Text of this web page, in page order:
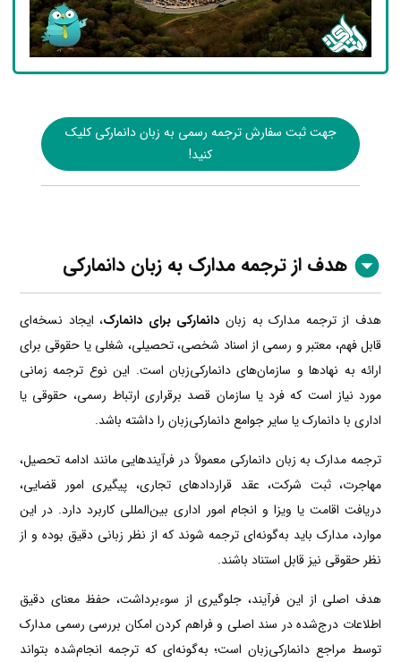
جهت ثبت سفارش ترجمه رسمی به زبان دانمارکی کلیک
کنید!
هدف از ترجمه مدارک به زبان دانمارکی
هدف از ترجمه مدارک به زبان دانمارکی برای دانمارک، ایجاد نسخه‌ای
قابل فهم، معتبر و رسمی از اسناد شخصی، تحصیلی، شغلی یا حقوقی برای
ارائه به نهادها و سازمان‌های دانمارکی‌زبان است. این نوع ترجمه زمانی
مورد نیاز است که فرد یا سازمان قصد برقراری ارتباط رسمی، حقوقی یا
اداری با دانمارک یا سایر جوامع دانمارکی‌زبان را داشته باشد.
ترجمه مدارک به زبان دانمارکی معمولاً در فرآیندهایی مانند ادامه تحصیل،
مهاجرت، ثبت شرکت، عقد قراردادهای تجاری، پیگیری امور قضایی،
دریافت اقامت یا ویزا و انجام امور اداری بین‌المللی کاربرد دارد. در این
موارد، مدارک باید به‌گونه‌ای ترجمه شوند که از نظر زبانی دقیق بوده و از
نظر حقوقی نیز قابل استناد باشند.
هدف اصلی از این فرآیند، جلوگیری از سوءبرداشت، حفظ معنای دقیق
اطلاعات درج‌شده در سند اصلی و فراهم کردن امکان بررسی رسمی مدارک
توسط مراجع دانمارکی‌زبان است؛ به‌گونه‌ای که ترجمه انجام‌شده بتواند